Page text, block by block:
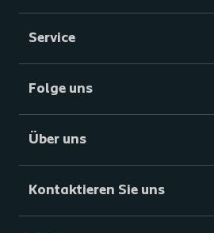
Service
Folge uns
Über uns
Kontaktieren Sie uns